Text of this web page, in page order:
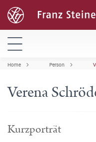
Home Person
Verena
Kurzporträt